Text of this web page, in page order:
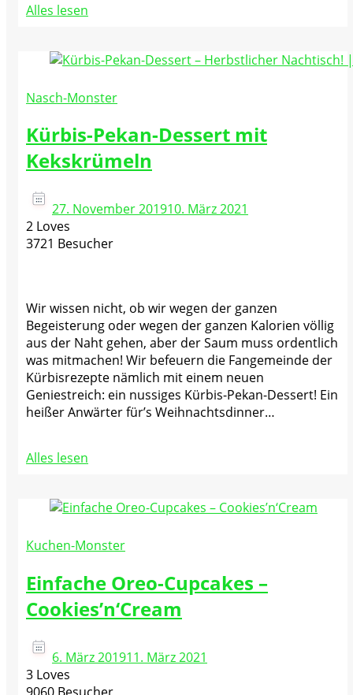
Alles lesen
Nasch-Monster
Kürbis-Pekan-Dessert mit
Kekskrümeln
27. November 201910. März 2021
2 Loves
3721 Besucher
Wir wissen nicht, ob wir wegen der ganzen
Begeisterung oder wegen der ganzen Kalorien völlig
aus der Naht gehen, aber der Saum muss ordentlich
was mitmachen! Wir befeuern die Fangemeinde der
Kürbisrezepte nämlich mit einem neuen
Geniestreich: ein nussiges Kürbis-Pekan-Dessert! Ein
heißer Anwärter für’s Weihnachtsdinner…
Alles lesen
Kuchen-Monster
Einfache Oreo-Cupcakes –
Cookies’n‘Cream
6. März 201911. März 2021
3 Loves